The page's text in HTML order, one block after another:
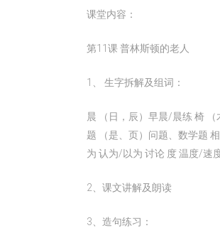
课堂内容：
第11课 普林斯顿的老人
1、 生字拆解及组词：
晨 （日，辰）早晨/晨练 椅
题 （是、页）问题、数学题
为 认为/以为 讨论 度 温度/速
2、课文讲解及朗读
3、造句练习：